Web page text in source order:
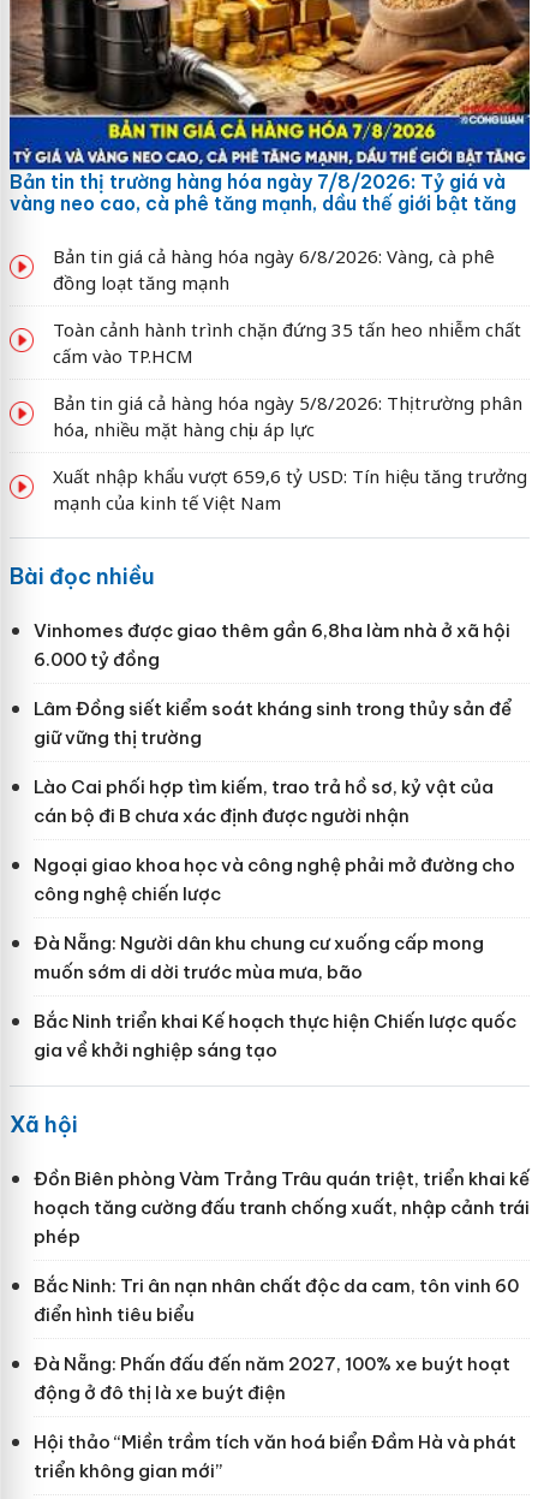
Bản tin thị trường hàng hóa ngày 7/8/2026: Tỷ giá và
vàng neo cao, cà phê tăng mạnh, dầu thế giới bật tăng
Bản tin giá cả hàng hóa ngày 6/8/2026: Vàng, cà phê
đồng loạt tăng mạnh
Toàn cảnh hành trình chặn đứng 35 tấn heo nhiễm chất
cấm vào TP.HCM
Bản tin giá cả hàng hóa ngày 5/8/2026: Thị trường phân
hóa, nhiều mặt hàng chịu áp lực
Xuất nhập khẩu vượt 659,6 tỷ USD: Tín hiệu tăng trưởng
mạnh của kinh tế Việt Nam
Bài đọc nhiều
Vinhomes được giao thêm gần 6,8ha làm nhà ở xã hội
6.000 tỷ đồng
Lâm Đồng siết kiểm soát kháng sinh trong thủy sản để
giữ vững thị trường
Lào Cai phối hợp tìm kiếm, trao trả hồ sơ, kỷ vật của
cán bộ đi B chưa xác định được người nhận
Ngoại giao khoa học và công nghệ phải mở đường cho
công nghệ chiến lược
Đà Nẵng: Người dân khu chung cư xuống cấp mong
muốn sớm di dời trước mùa mưa, bão
Bắc Ninh triển khai Kế hoạch thực hiện Chiến lược quốc
gia về khởi nghiệp sáng tạo
Xã hội
Đồn Biên phòng Vàm Trảng Trâu quán triệt, triển khai kế
hoạch tăng cường đấu tranh chống xuất, nhập cảnh trái
phép
Bắc Ninh: Tri ân nạn nhân chất độc da cam, tôn vinh 60
điển hình tiêu biểu
Đà Nẵng: Phấn đấu đến năm 2027, 100% xe buýt hoạt
động ở đô thị là xe buýt điện
Hội thảo “Miền trầm tích văn hoá biển Đầm Hà và phát
triển không gian mới”